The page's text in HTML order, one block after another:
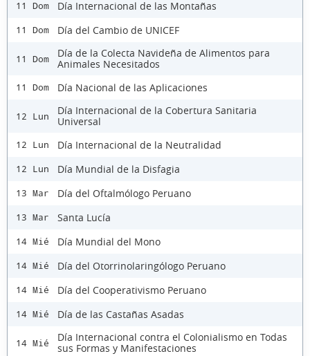
11 Dom Día Internacional de las Montañas
11 Dom Día del Cambio de UNICEF
11 Dom
Día de la Colecta Navideña de Alimentos para
Animales Necesitados
11 Dom Día Nacional de las Aplicaciones
12 Lun
Día Internacional de la Cobertura Sanitaria
Universal
12 Lun Día Internacional de la Neutralidad
12 Lun Día Mundial de la Disfagia
13 Mar Día del Oftalmólogo Peruano
13 Mar Santa Lucía
14 Mié Día Mundial del Mono
14 Mié Día del Otorrinolaringólogo Peruano
14 Mié Día del Cooperativismo Peruano
14 Mié Día de las Castañas Asadas
14 Mié
Día Internacional contra el Colonialismo en Todas
sus Formas y Manifestaciones